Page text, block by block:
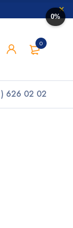
0
626 02 02
0%